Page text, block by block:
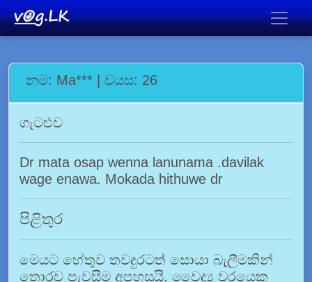
නම: Ma*** | වයස: 26
ගැටළුව
Dr mata osap wenna lanunama .davilak
wage enawa. Mokada hithuwe dr
පිළිතුර
මෙයට හේතුව තවදුරටත් සොයා බැලීමකින්
තොරව පැවසීම අපහසුයි. වෛද්‍ය වරයෙකු